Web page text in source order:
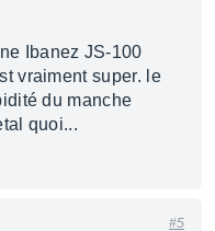
Ibanez JS-100
vraiment super. le
du manche
quoi...
#5